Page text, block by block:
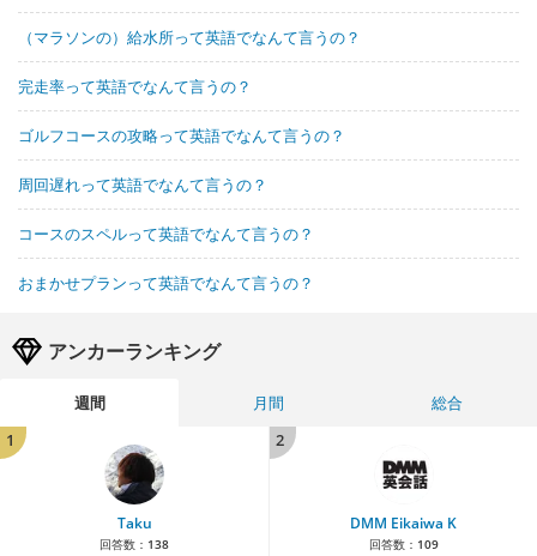
（マラソンの）給水所って英語でなんて言うの？
完走率って英語でなんて言うの？
ゴルフコースの攻略って英語でなんて言うの？
周回遅れって英語でなんて言うの？
コースのスペルって英語でなんて言うの？
おまかせプランって英語でなんて言うの？
アンカーランキング
週間 月間
総合
1
Taku
回答数： 138
2
DMM Eikaiwa K
回答数： 109